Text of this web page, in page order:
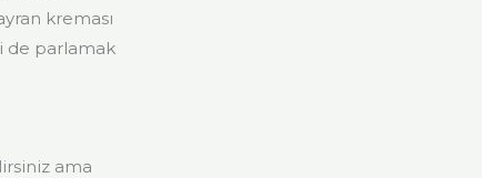
kreması
de parlamak
ama